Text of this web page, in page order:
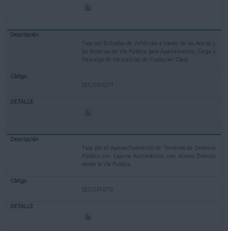
Tasa por Entradas de Vehículos a través de las Aceras y
las Reservas de Vía Pública para Aparcamiento, Carga y
Descarga de Mercancías de Cualquier Clase
SEC/2012/71
Tasa por el Aprovechamiento de Terrenos de Dominio
Público con Cajeros Automáticos con Acceso Directo
desde la Vía Pública.
SEC/2012/72